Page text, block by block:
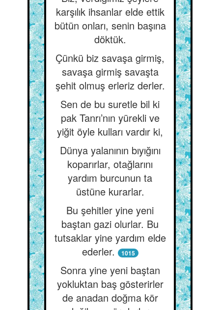
karşılık ihsanlar elde ettik
bütün onları, senin başına
döktük.
Çünkü biz savaşa girmiş,
savaşa girmiş savaşta
şehit olmuş erleriz derler.
Sen de bu suretle bil ki
pak Tanrı’nın yürekli ve
yiğit öyle kulları vardır ki,
Dünya yalanının bıyığını
koparırlar, otağlarını
yardım burcunun ta
üstüne kurarlar.
Bu şehitler yine yeni
baştan gazi olurlar. Bu
tutsaklar yine yardım elde
ederler.
1015
Sonra yine yeni baştan
yokluktan baş gösterirler
de anadan doğma kör